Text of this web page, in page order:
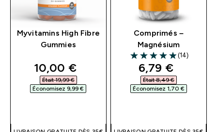
Myvitamins High Fibre
Gummies
discounted price
10,00 €‎
Était 19,99 €‎
Économisez 9,99 €‎
Comprimés –
Magnésium
4.93 out of 5 stars
(14)
discounted
6,79 €‎
Était 8,49 €‎
Économisez 1,70 €‎